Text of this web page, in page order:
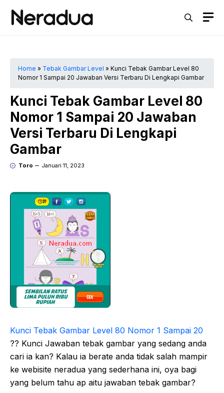
Home » Tebak Gambar Level » Kunci Tebak Gambar Level 80
Nomor 1 Sampai 20 Jawaban Versi Terbaru Di Lengkapi Gambar
Kunci Tebak Gambar Level 80
Nomor 1 Sampai 20 Jawaban
Versi Terbaru Di Lengkapi
Gambar
Toro Januari 11, 2023
Kunci Tebak Gambar Level 80 Nomor 1 Sampai 20
?? Kunci Jawaban tebak gambar yang sedang anda
cari ia kan? Kalau ia berate anda tidak salah mampir
ke webisite neradua yang sederhana ini, oya bagi
yang belum tahu ap aitu jawaban tebak gambar?